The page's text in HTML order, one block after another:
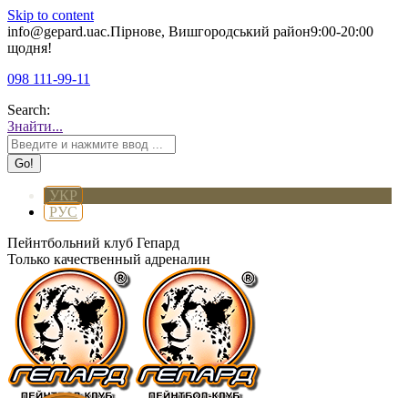
Skip to content
info@gepard.uaс.Пірнове, Вишгородський район9:00-20:00
щодня!
098 111-99-11
Search:
Знайти...
УКР
РУС
Пейнтбольний клуб Гепард
Только качественный адреналин